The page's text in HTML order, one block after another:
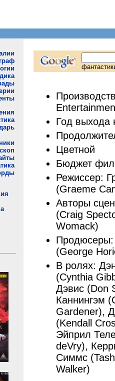
Год выхода
Цветной
Бюджет
Режиссер:
(Graeme
Авторы
(Craig
Womack)
(George
В ролях:
(Cynthia
Дэвис (Don
Каннингэм
Gardener),
(Kendall
Эйприл
deVry),
Симмс
Walker)